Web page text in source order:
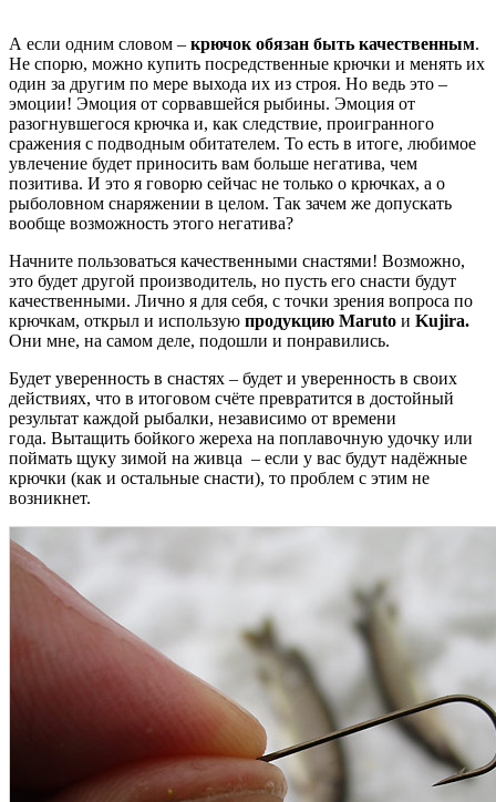
А если одним словом – крючок обязан быть качественным.
Не спорю, можно купить посредственные крючки и менять их
один за другим по мере выхода их из строя. Но ведь это –
эмоции! Эмоция от сорвавшейся рыбины. Эмоция от
разогнувшегося крючка и, как следствие, проигранного
сражения с подводным обитателем. То есть в итоге, любимое
увлечение будет приносить вам больше негатива, чем
позитива. И это я говорю сейчас не только о крючках, а о
рыболовном снаряжении в целом. Так зачем же допускать
вообще возможность этого негатива?
Начните пользоваться качественными снастями! Возможно,
это будет другой производитель, но пусть его снасти будут
качественными. Лично я для себя, с точки зрения вопроса по
крючкам, открыл и использую продукцию Maruto и Kujira.
Они мне, на самом деле, подошли и понравились.
Будет уверенность в снастях – будет и уверенность в своих
действиях, что в итоговом счёте превратится в достойный
результат каждой рыбалки, независимо от времени
года. Вытащить бойкого жереха на поплавочную удочку или
поймать щуку зимой на живца – если у вас будут надёжные
крючки (как и остальные снасти), то проблем с этим не
возникнет.